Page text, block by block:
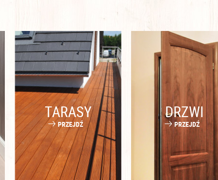
TARASY
PRZEJDŹ
DRZWI
PRZEJDŹ